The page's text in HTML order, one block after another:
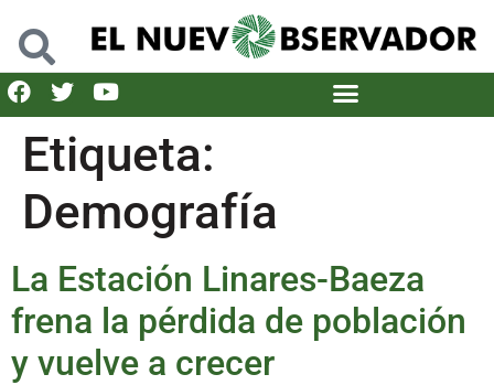
Etiqueta:
Demografía
La Estación Linares-Baeza
frena la pérdida de población
y vuelve a crecer